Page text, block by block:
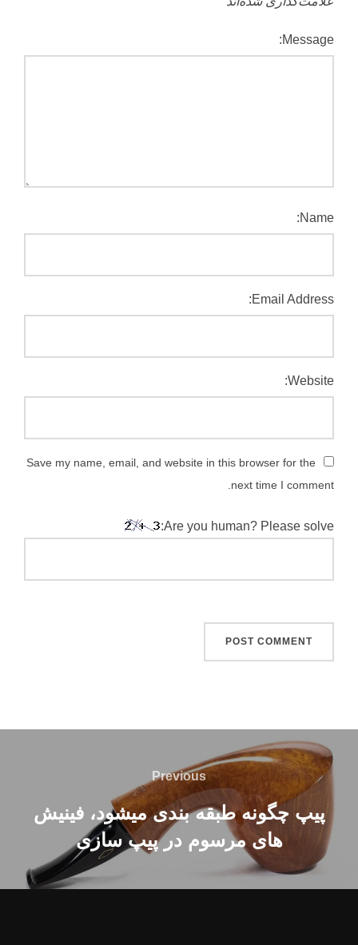
Message:
Name:
Email Address:
Website:
Save my name, email, and website in this browser for the
next time I comment.
Are you human? Please solve:
راهبری
نوشته
Previous
Previous
پیپ چگونه طبقه بندی میشود، فینیش
های مرسوم در پیپ سازی